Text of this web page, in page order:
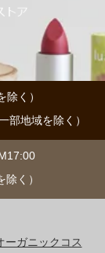
く）
部地域を除く）
く）
ーガニックコス